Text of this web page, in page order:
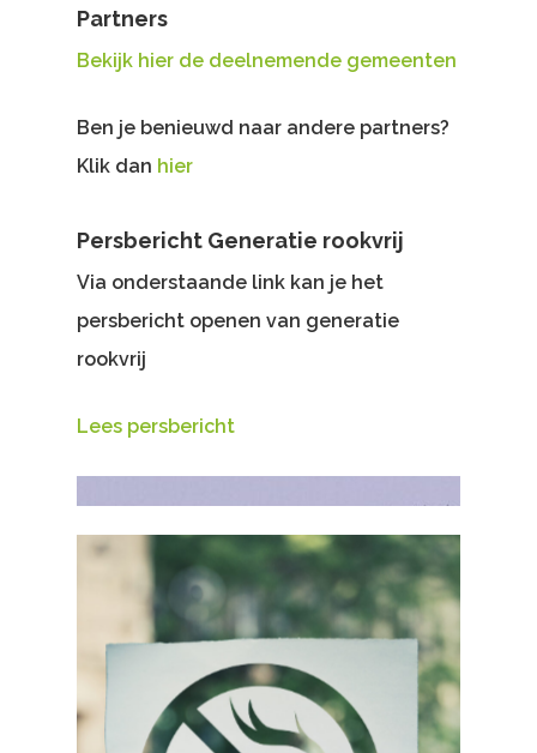
Partners
Bekijk hier de deelnemende gemeenten
Ben je benieuwd naar andere partners?
Klik dan hier
Persbericht Generatie rookvrij
Via onderstaande link kan je het
persbericht openen van generatie
rookvrij
Lees persbericht